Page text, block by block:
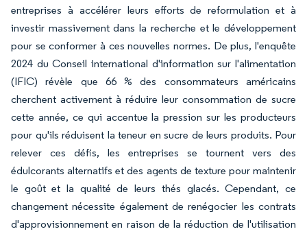
entreprises à accélérer leurs efforts de reformulation et à
investir massivement dans la recherche et le développement
pour se conformer à ces nouvelles normes. De plus, l'enquête
2024 du Conseil international d'information sur l'alimentation
(IFIC) révèle que 66 % des consommateurs américains
cherchent activement à réduire leur consommation de sucre
cette année, ce qui accentue la pression sur les producteurs
pour qu'ils réduisent la teneur en sucre de leurs produits. Pour
relever ces défis, les entreprises se tournent vers des
édulcorants alternatifs et des agents de texture pour maintenir
le goût et la qualité de leurs thés glacés. Cependant, ce
changement nécessite également de renégocier les contrats
d'approvisionnement en raison de la réduction de l'utilisation